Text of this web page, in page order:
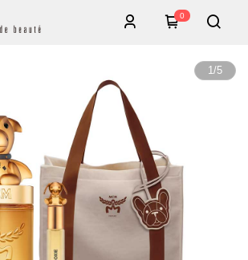
0
1/5